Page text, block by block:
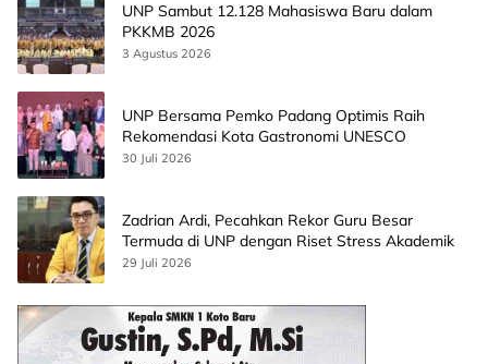
UNP Sambut 12.128 Mahasiswa Baru dalam
PKKMB 2026
3 Agustus 2026
UNP Bersama Pemko Padang Optimis Raih
Rekomendasi Kota Gastronomi UNESCO
30 Juli 2026
Zadrian Ardi, Pecahkan Rekor Guru Besar
Termuda di UNP dengan Riset Stress Akademik
29 Juli 2026